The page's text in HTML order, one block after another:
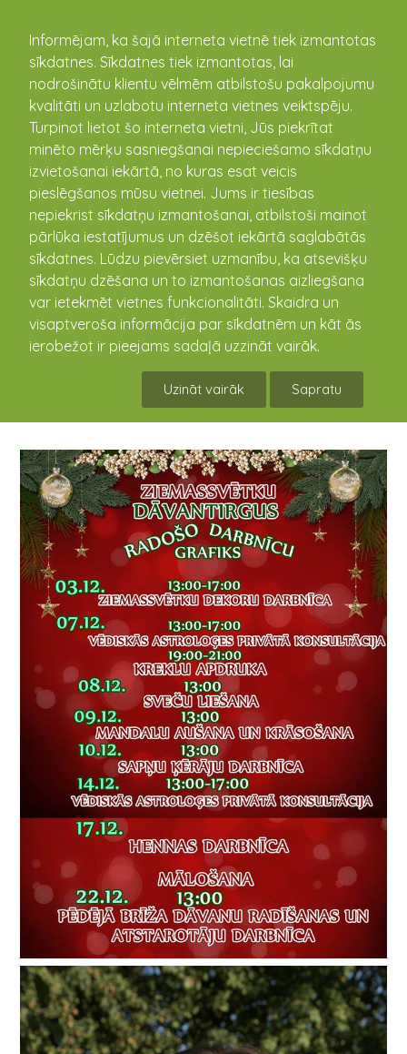
Informējam, ka šajā interneta vietnē tiek izmantotas
sīkdatnes. Sīkdatnes tiek izmantotas, lai
nodrošinātu klientu vēlmēm atbilstošu pakalpojumu
kvalitāti un uzlabotu interneta vietnes veiktspēju.
Turpinot lietot šo interneta vietni, Jūs piekrītat
minēto mērķu sasniegšanai nepieciešamo sīkdatņu
izvietošanai iekārtā, no kuras esat veicis
pieslēgšanos mūsu vietnei. Jums ir tiesības
nepiekrist sīkdatņu izmantošanai, atbilstoši mainot
pārlūka iestatījumus un dzēšot iekārtā saglabātās
sīkdatnes. Lūdzu pievērsiet uzmanību, ka atsevišķu
sīkdatņu dzēšana un to izmantošanas aizliegšana
var ietekmēt vietnes funkcionalitāti. Skaidra un
visaptveroša informācija par sīkdatnēm un kāt ās
ierobežot ir pieejams sadaļā uzzināt vairāk.
Uzināt vairāk Sapratu
kandava.lv
PASĀKUMU
KALENDĀRS
Radošā darbnīca- zīmēt ar
17.12.2017 13:00 - 15:00